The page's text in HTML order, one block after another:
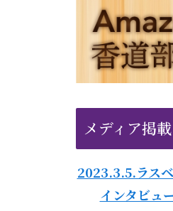
メディア掲載
2023.3.5.ラス
インタビュ